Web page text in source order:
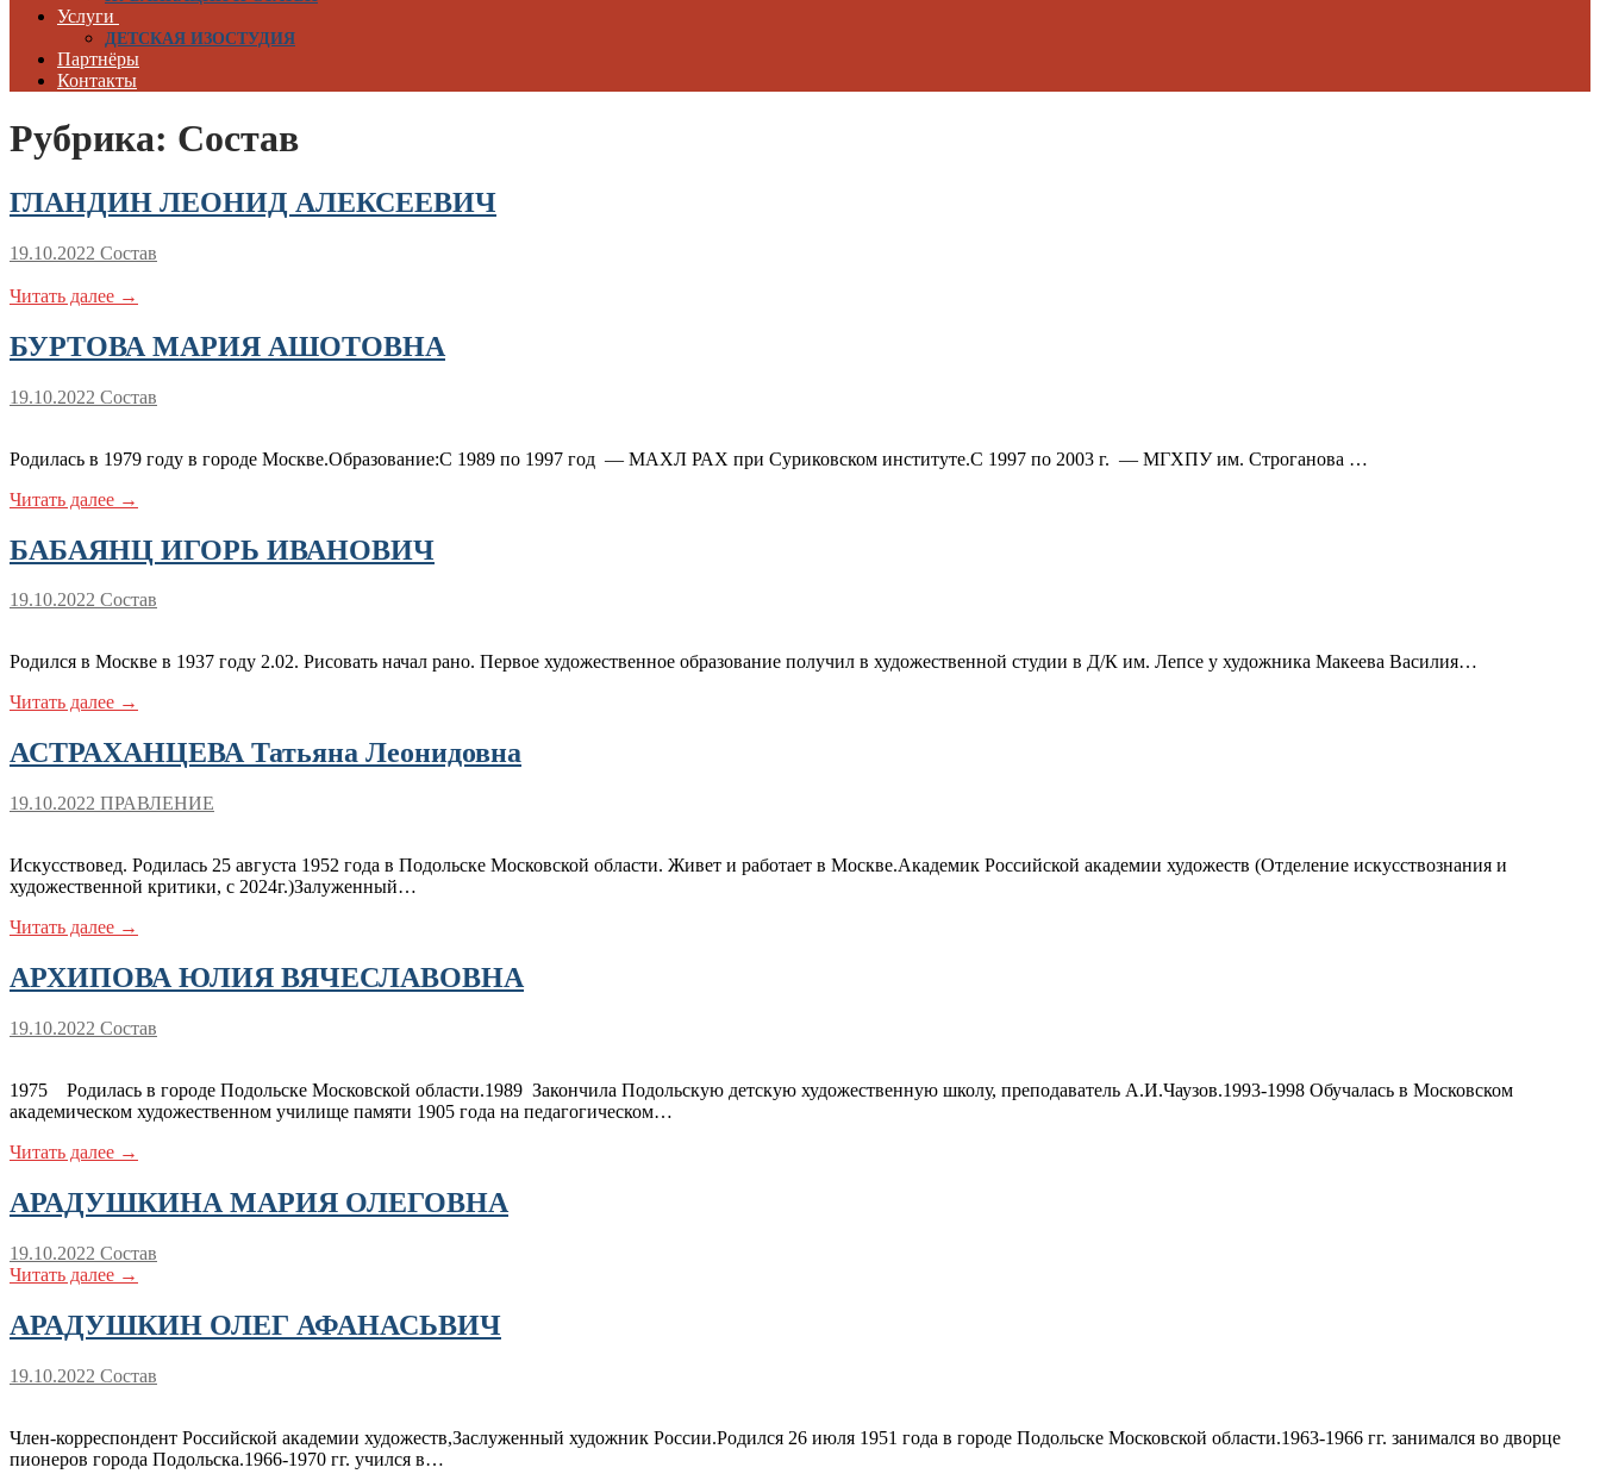
Услуги
ДЕТСКАЯ ИЗОСТУДИЯ
Партнёры
Контакты
Рубрика: Состав
ГЛАНДИН ЛЕОНИД АЛЕКСЕЕВИЧ
19.10.2022 Состав
Читать далее →
БУРТОВА МАРИЯ АШОТОВНА
19.10.2022 Состав
Родилась в 1979 году в городе Москве.Образование:С 1989 по 1997 год — МАХЛ РАХ при Суриковском институте.С 1997 по 2003 г. — МГХПУ им. Строганова …
Читать далее →
БАБАЯНЦ ИГОРЬ ИВАНОВИЧ
19.10.2022 Состав
Родился в Москве в 1937 году 2.02. Рисовать начал рано. Первое художественное образование получил в художественной студии в Д/К им. Лепсе у художника Макеева Василия…
Читать далее →
АСТРАХАНЦЕВА Татьяна Леонидовна
19.10.2022 ПРАВЛЕНИЕ
Искусствовед. Родилась 25 августа 1952 года в Подольске Московской области. Живет и работает в Москве.Академик Российской академии художеств (Отделение искусствознания и
художественной критики, с 2024г.)Залуженный…
Читать далее →
АРХИПОВА ЮЛИЯ ВЯЧЕСЛАВОВНА
19.10.2022 Состав
1975 Родилась в городе Подольске Московской области.1989 Закончила Подольскую детскую художественную школу, преподаватель А.И.Чаузов.1993-1998 Обучалась в Московском
академическом художественном училище памяти 1905 года на педагогическом…
Читать далее →
АРАДУШКИНА МАРИЯ ОЛЕГОВНА
19.10.2022 Состав
Читать далее →
АРАДУШКИН ОЛЕГ АФАНАСЬВИЧ
19.10.2022 Состав
Член-корреспондент Российской академии художеств,Заслуженный художник России.Родился 26 июля 1951 года в городе Подольске Московской области.1963-1966 гг. занимался во дворце
пионеров города Подольска.1966-1970 гг. учился в…